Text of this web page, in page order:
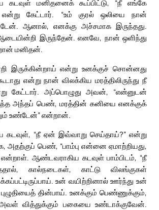
கடவுள் மனிதனைக் கூப்பிட்டு, “நீ எங்கே
என்று கேட்டார். “உம் குரல் ஒலியை நான்
ஆனால், எனக்கு அச்சமாக இருந்தது.
இருந்தேன். எனவே, நான் ஒளிந்து
மனிதன்.
இருக்கின்றாய் என்று உனக்குச் சொன்னது
என்று நான் விலக்கிய மரத்திலிருந்து நீ
கேட்டார். அப்பொழுது அவன், “என்னுடன்
தந்த அந்தப் பெண், மரத்தின் கனியை எனக்குக்
உண்டேன்” என்றான்.
“நீ ஏன் இவ்வாறு செய்தாய்?” என்று
பெண், “பாம்பு என்னை ஏமாற்றியது,
ஆண்டவராகிய கடவுள் பாம்பிடம், “நீ
கால்நடைகள், காட்டு விலங்குகள்
உன் வயிற்றினால் ஊர்ந்து உன்
தின்பாய். உனக்கும் பெண்ணுக்கும்,
வித்துக்கும் பகையை உண்டாக்குவேன்.